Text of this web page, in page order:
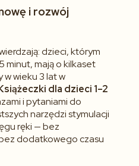
i rozwój
dzieci, którym
minut, mają o kilkaset
w wieku 3 lat w
dla dzieci 1–2
i pytaniami do
narzędzi stymulacji
ręki — bez
dodatkowego czasu